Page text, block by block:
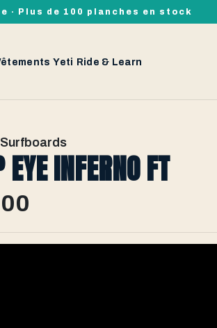
Plus de 100 planches en stock
Yeti Ride & Learn
INFERNO FT